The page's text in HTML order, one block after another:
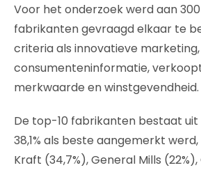
Voor het onderzoek werd aan
fabrikanten gevraagd elkaar te
criteria als innovatieve marketing,
consumenteninformatie,
merkwaarde en winstgevendheid.
De top-10 fabrikanten bestaat uit
38,1% als beste aangemerkt
Kraft (34,7%), General Mills